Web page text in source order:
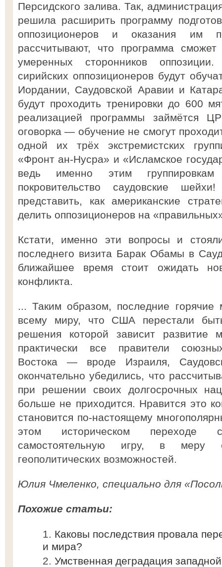
Персидского залива. Так,
решила расширить программу
оппозиционеров и оказания им
рассчитывают, что программа
умеренных сторонников
сирийских оппозиционеров будут
Иордании, Саудовской Аравии и
будут проходить тренировки до 600
реализацией программы займётся
оговорка — обучение не смогут
одной их трёх экстремистских
«Фронт ан-Нусра» и «Исламское
ведь именно этим группировкам
покровительство саудовские
представить, как американские
делить оппозиционеров на
Кстати, именно эти вопросы и
последнего визита Барак Обамы в
ближайшее время стоит ожидать
конфликта.
... Таким образом, последние горячие
всему миру, что США перестали
решения которой зависит развитие
практически все правители
Востока — вроде Израиля,
окончательно убедились, что
при решении своих долгосрочных
больше не приходится. Нравится это
становится по-настоящему
этом историческом переходе
самостоятельную игру, в меру
геополитических возможностей.
Юлия Чмеленко, специально для
Похожие статьи:
Каковы последствия провала
и мира?
Умственная деградация